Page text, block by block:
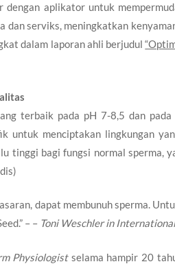
dengan aplikator untuk
dan serviks, meningkatkan
dalam laporan ahli berjudul
terbaik pada pH 7-8,5 dan
untuk menciptakan lingkungan
tinggi bagi fungsi normal sperma,
)
dapat membunuh sperma.
– – Toni Weschler in
Physiologist selama hampir 20